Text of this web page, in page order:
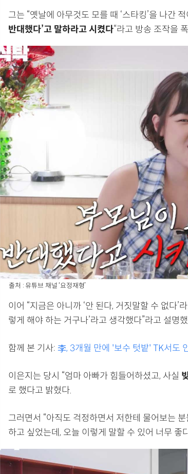
그는 “옛날에 아무것도 모를 때 ‘스타킹’을 나간
반대했다’고 말하라고 시켰다“라고 방송 조작을
출처 : 유튜브 채널 ‘요정재형’
이어 “지금은 아니까 ‘안 된다, 거짓말할 수 없다’
렇게 해야 하는 거구나’라고 생각했다”라고 설명
함께 본 기사: 李, 3개월 만에 '보수 텃밭' TK서도
이은지는 당시 “엄마 아빠가 힘들어하셨고, 사실
로 했다고 밝혔다.
그러면서 “아직도 걱정하면서 저한테 물어보는
하고 싶었는데, 오늘 이렇게 말할 수 있어 너무 좋